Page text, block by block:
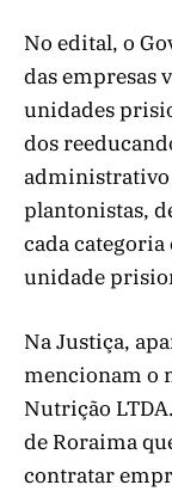
No edital, o
das empresas
unidades
dos
administrativo
plantonistas,
cada
unidade
Na Justiça,
mencionam o
Nutrição
de Roraima
contratar